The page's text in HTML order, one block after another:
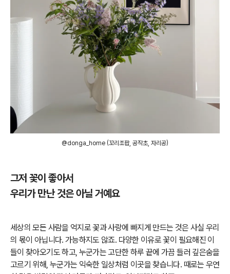
@donga_home (꼬리조팝, 공작초, 자리공)
그저 꽃이 좋아서
우리가 만난 것은 아닐 거예요
세상의 모든 사람을 억지로 꽃과 사랑에 빠지게 만드는 것은 사실 우리
의 몫이 아닙니다. 가능하지도 않죠. 다양한 이유로 꽃이 필요해진 이
들이 찾아오기도 하고, 누군가는 고단한 하루 끝에 가끔 들러 깊은숨을
고르기 위해, 누군가는 익숙한 일상처럼 이곳을 찾습니다. 때로는 우연